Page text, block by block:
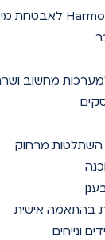
בהתאמה אישית
ונייחים